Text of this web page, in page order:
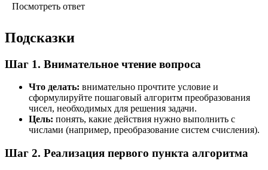
Посмотреть ответ
Подсказки
Шаг 1. Внимательное чтение вопроса
Что делать: внимательно прочтите условие и
сформулируйте пошаговый алгоритм преобразования
чисел, необходимых для решения задачи.
Цель: понять, какие действия нужно выполнить с
числами (например, преобразование систем счисления).
Шаг 2. Реализация первого пункта алгоритма